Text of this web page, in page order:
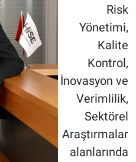
Risk
Yönetimi,
Kalite
Kontrol,
İnovasyon ve
Verimlilik,
Sektörel
Araştırmalar
alanlarında